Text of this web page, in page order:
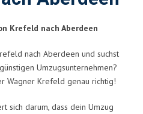
Krefeld nach Aberdeen
nach Aberdeen und suchst
Umzugsunternehmen?
Wagner Krefeld genau richtig!
sich darum, dass dein Umzug